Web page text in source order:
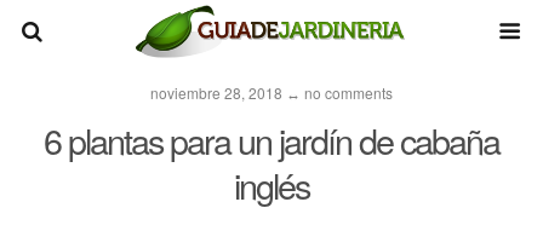
noviembre 28, 2018 ↔ no comments
6 plantas para un jardín de cabaña
inglés